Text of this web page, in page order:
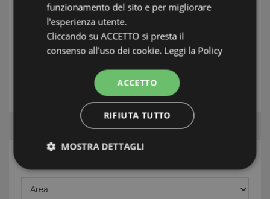
Villa Corallo
Baja Sardinia
Conditions: Good ones
Luxury Homes & Villas
Area
funzionamento del sito e per migliorare
l'esperienza utente.
Cliccando su ACCETTO si presta il
consenso all'uso dei cookie. Leggi la Policy
ACCETTO
RIFIUTA TUTTO
MOSTRA DETTAGLI
Strettamente necessari e Statistiche